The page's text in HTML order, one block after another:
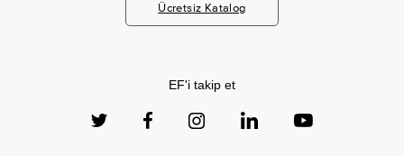
Ücretsiz Katalog
EF'i takip et